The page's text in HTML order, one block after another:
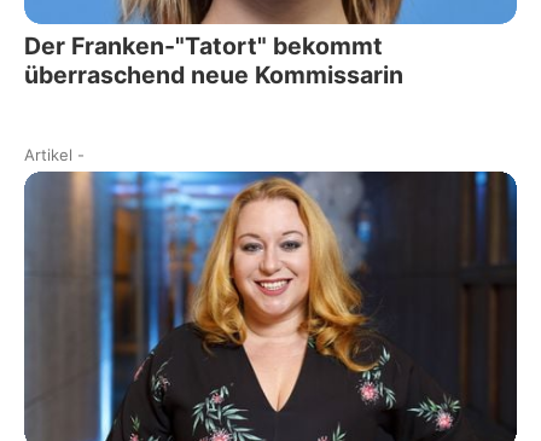
Der Franken-"Tatort" bekommt
überraschend neue Kommissarin
Artikel -